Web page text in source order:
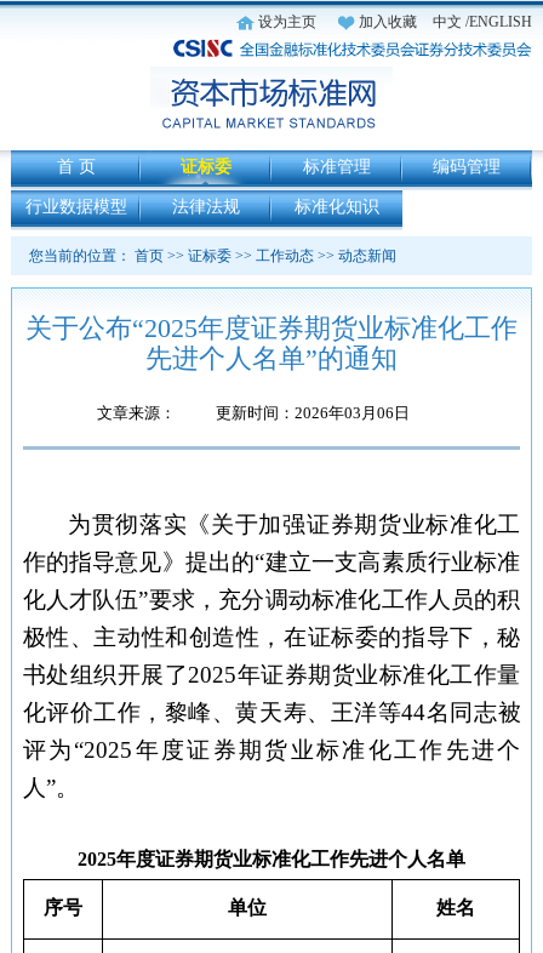
设为主页 加入收藏 中文 /ENGLISH
首 页 证标委 标准管理 编码管理
行业数据模型 法律法规 标准化知识
您当前的位置： 首页>> 证标委>> 工作动态>> 动态新闻
关于公布“2025年度证券期货业标准化工作
先进个人名单”的通知
文章来源： 更新时间：2026年03月06日
为贯彻落实《关于加强证券期货业标准化工
作的指导意见》提出的“建立一支高素质行业标准
化人才队伍”要求，充分调动标准化工作人员的积
极性、主动性和创造性，在证标委的指导下，秘
书处组织开展了2025年证券期货业标准化工作量
化评价工作，黎峰、黄天寿、王洋等44名同志被
评为“2025年度证券期货业标准化工作先进个
人”。
2025年度证券期货业标准化工作先进个人名单
序号 单位 姓名